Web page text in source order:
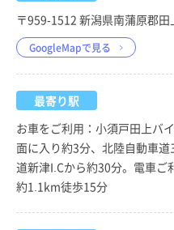
〒959-1512 新潟県南蒲原郡
GoogleMapで見る
最寄り駅
お車をご利用：小須戸田上バ
面に入り約3分、北陸自動車
道新津I.Cから約30分。電車ご
約1.1km徒歩15分